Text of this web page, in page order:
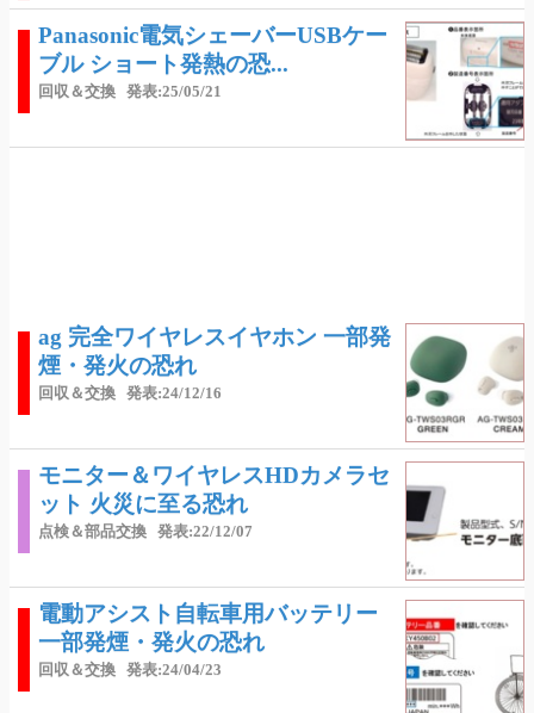
Panasonic電気シェーバーUSBケー
ブル ショート発熱の恐...
回収＆交換 発表:25/05/21
ag 完全ワイヤレスイヤホン 一部発
煙・発火の恐れ
回収＆交換 発表:24/12/16
モニター＆ワイヤレスHDカメラセ
ット 火災に至る恐れ
点検＆部品交換 発表:22/12/07
電動アシスト自転車用バッテリー
一部発煙・発火の恐れ
回収＆交換 発表:24/04/23